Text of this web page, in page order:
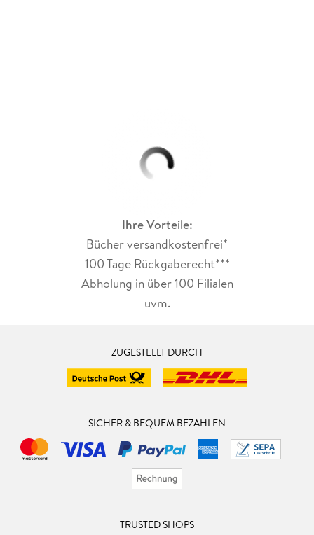
Ihre Vorteile:
Bücher versandkostenfrei*
100 Tage Rückgaberecht***
Abholung in über 100 Filialen
uvm.
ZUGESTELLT DURCH
SICHER & BEQUEM BEZAHLEN
TRUSTED SHOPS